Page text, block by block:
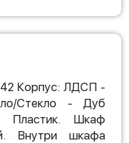
Корпус: ЛДСП -
Стекло - Дуб
Пластик. Шкаф
Внутри шкафа